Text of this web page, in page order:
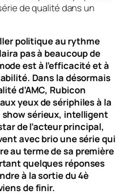
de qualité dans un
politique au rythme
pas à beaucoup de
est à l’efficacité et à
Dans la désormais
d’AMC, Rubicon
yeux de sériphiles à la
show sérieux, intelligent
de l’acteur principal,
avec brio une série qui
au terme de sa première
quelques réponses
à la sortie du 4è
de finir.